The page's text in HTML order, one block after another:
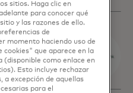
sitios. Haga clic en
para conocer qué
y las razones de ello.
de
momento haciendo uso de
cookies" que aparece en la
como enlace en
Esto incluye rechazar
a excepción de aquellas
para el